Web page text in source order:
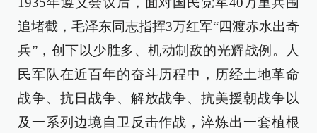
追堵截，毛泽东同志指挥3万红军“四渡赤水出奇
兵”，创下以少胜多、机动制敌的光辉战例。人
民军队在近百年的奋斗历程中，历经土地革命
战争、抗日战争、解放战争、抗美援朝战争以
及一系列边境自卫反击作战，淬炼出一套植根